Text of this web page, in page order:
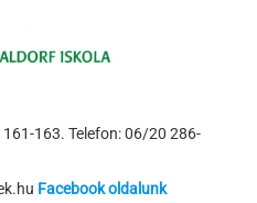
163. Telefon: 06/20 286-
Facebook oldalunk